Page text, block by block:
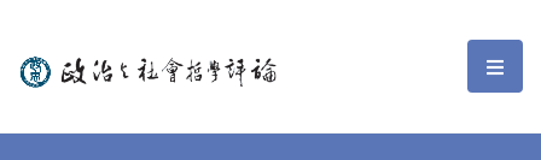
政治與社會哲學評論 選